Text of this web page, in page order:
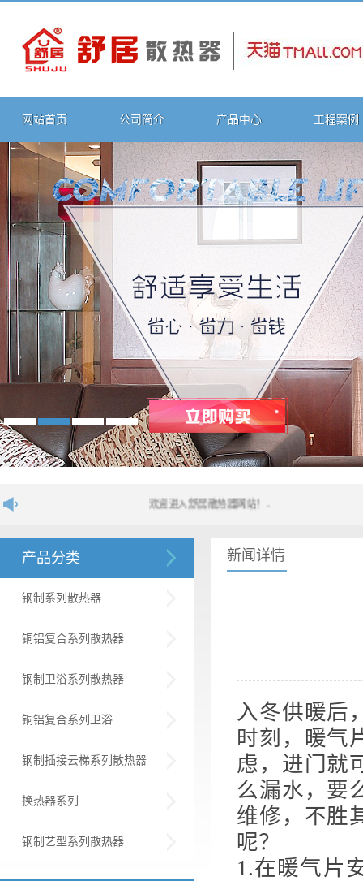
网站首页 公司简介 产品中心 工程案例
欢迎进入舒居散热器网站！....
产品分类
钢制系列散热器
铜铝复合系列散热器
钢制卫浴系列散热器
铜铝复合系列卫浴
钢制插接云梯系列散热器
换热器系列
钢制艺型系列散热器
新闻详情
入冬供暖后
时刻，暖气
虑，进门就
么漏水，要
维修，不胜
呢？
1.在暖气片